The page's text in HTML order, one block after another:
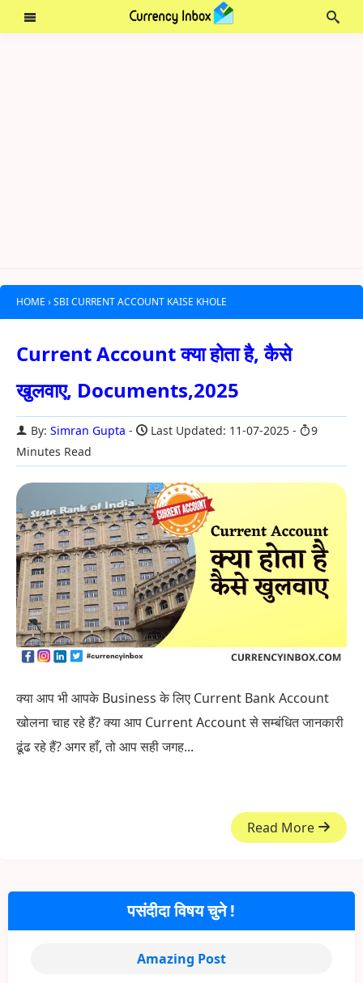
HOME › SBI CURRENT ACCOUNT KAISE KHOLE
Current Account क्या होता है, कैसे
खुलवाए, Documents,2025
By: Simran Gupta Last Updated: 11-07-2025
9
Minutes Read
क्या आप भी आपके Business के लिए Current Bank Account
खोलना चाह रहे हैं? क्या आप Current Account से सम्बंधित जानकारी
ढूंढ रहे हैं? अगर हाँ, तो आप सही जगह...
Read More
पसंदीदा विषय चुने !
Amazing Post